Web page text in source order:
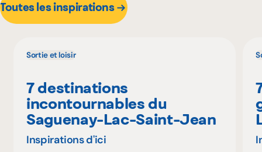
Toutes les inspirations
Sortie et loisir
7 destinations
incontournables du
Saguenay-Lac-Saint-Jean
Inspirations d'ici